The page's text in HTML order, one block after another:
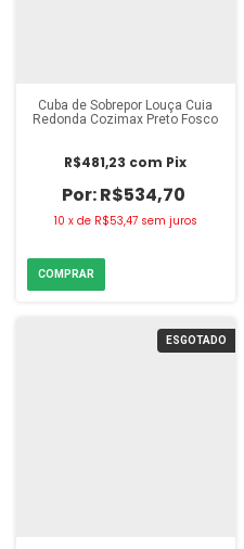
Cuba de Sobrepor Louça Cuia
Redonda Cozimax Preto Fosco
R$534,70
R$481,23 com Pix
10 x de R$53,47 sem juros
ESGOTADO